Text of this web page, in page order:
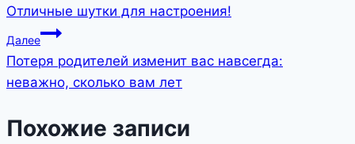
по
записям
Отличные шутки для настроения!
Далее
Потеря родителей изменит вас навсегда:
неважно, сколько вам лет
Похожие записи